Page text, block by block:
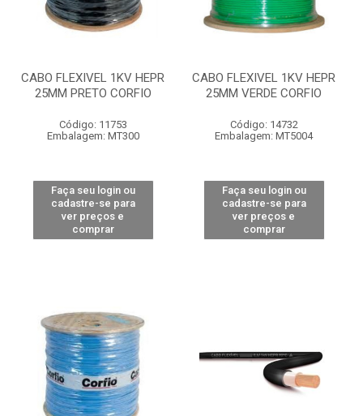
CABO FLEXIVEL 1KV HEPR
25MM PRETO CORFIO
Código: 11753
Embalagem: MT300
Faça seu login ou
cadastre-se para
ver preços e
comprar
CABO FLEXIVEL 1KV HEPR
25MM VERDE CORFIO
Código: 14732
Embalagem: MT5004
Faça seu login ou
cadastre-se para
ver preços e
comprar